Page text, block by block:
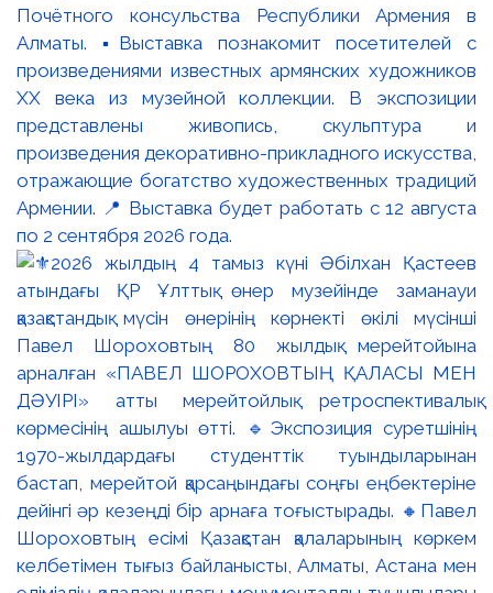
Почётного консульства Республики Армения в
Алматы. ▪️Выставка познакомит посетителей с
произведениями известных армянских художников
XX века из музейной коллекции. В экспозиции
представлены живопись, скульптура и
произведения декоративно-прикладного искусства,
отражающие богатство художественных традиций
Армении. 📍 Выставка будет работать с 12 августа
по 2 сентября 2026 года.